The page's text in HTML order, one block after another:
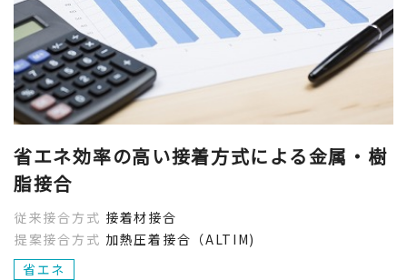
省エネ効率の高い接着方式による金属・樹
脂接合
従来接合方式 接着材接合
提案接合方式 加熱圧着接合（ALTIM)
省エネ